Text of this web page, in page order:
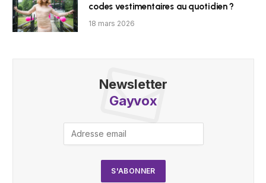
codes vestimentaires au quotidien ?
18 mars 2026
Newsletter
Gayvox